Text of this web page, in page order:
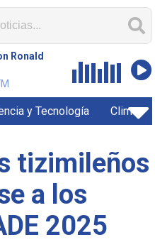
Ronald
y Tecnología Clima
tizimileños
a los
2025